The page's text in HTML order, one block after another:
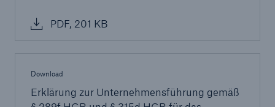
PDF, 201 KB
Download
Erklärung zur Unternehmensführung gemäß
Cyber-Lösungen von Munich Re
Navigation schließen oder Escape-Taste drücken